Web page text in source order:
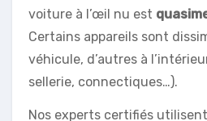
voiture à l’œil nu est
Certains appareils sont
véhicule, d’autres à
sellerie, connectiques…).
Nos experts certifiés